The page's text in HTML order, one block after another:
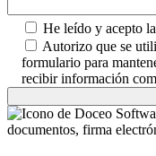
He leído y acepto la
Autorizo que se
formulario para
recibir información